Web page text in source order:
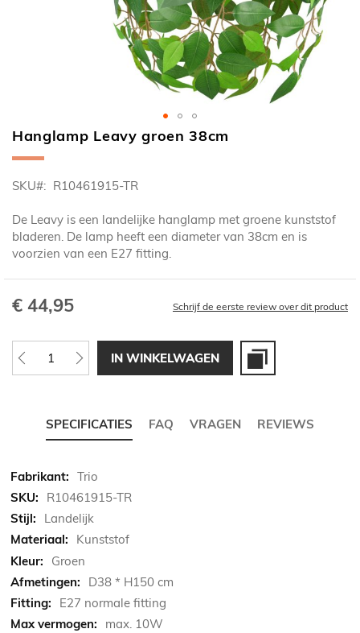
Ga
naar
begin
de
afbeeldingen-
gallerij
Hanglamp Leavy groen 38cm
SKU R10461915-TR
De Leavy is een landelijke hanglamp met groene kunststof
bladeren. De lamp heeft een diameter van 38cm en is
voorzien van een E27 fitting.
€ 44,95 Schrijf de eerste review over dit product
IN WINKELWAGEN
SPECIFICATIES FAQ VRAGEN REVIEWS
Meer
informatie
Trio
R10461915-TR
Landelijk
Kunststof
Groen
D38 * H150 cm
E27 normale fitting
max. 10W